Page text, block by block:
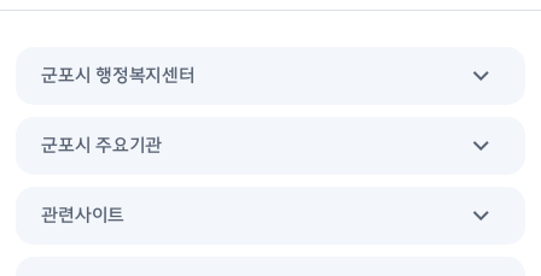
군포시 행정복지센터
군포시 주요기관
관련사이트